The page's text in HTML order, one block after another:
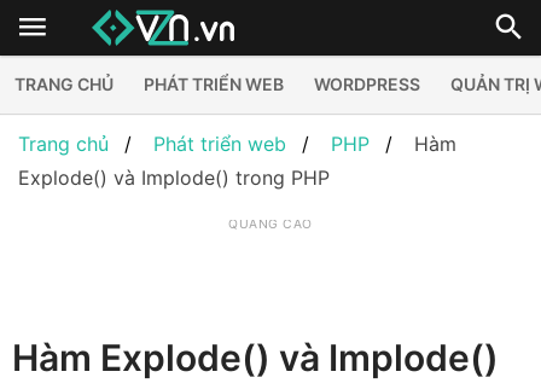
TRANG CHỦ PHÁT TRIỂN WEB WORDPRESS QUẢN TRỊ
Trang chủ Phát triển web PHP
Hàm
Explode() và Implode() trong PHP
QUẢNG CÁO
Hàm Explode() và Implode()